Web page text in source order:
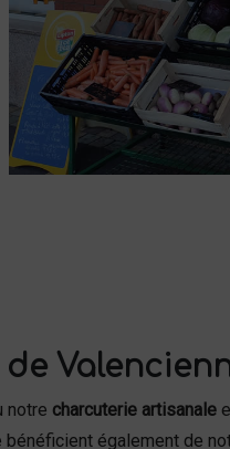
notre charcuterie artisanale
également de